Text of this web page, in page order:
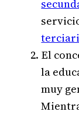
El
la
muy